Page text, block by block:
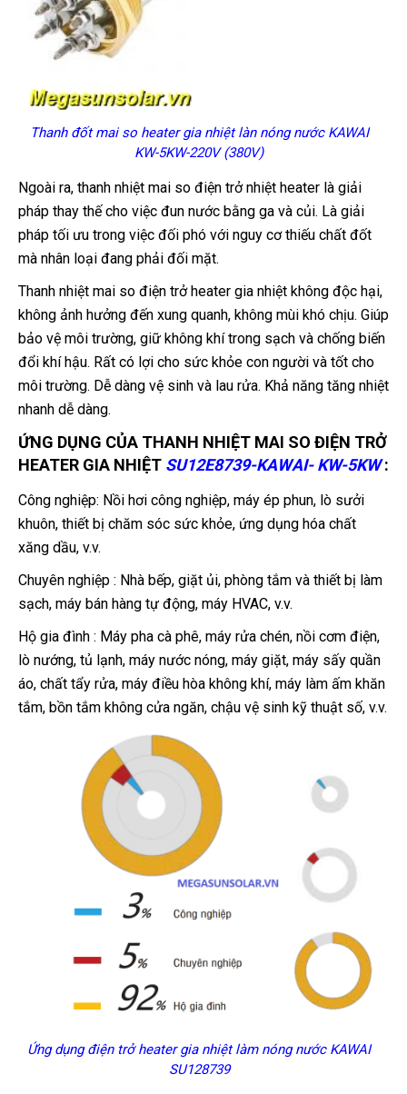
Thanh đốt mai so heater gia nhiệt làn nóng nước KAWAI
KW-5KW-220V (380V)
Ngoài ra, thanh nhiệt mai so điện trở nhiệt heater là giải
pháp thay thế cho việc đun nước bằng ga và củi. Là giải
pháp tối ưu trong việc đối phó với nguy cơ thiếu chất đốt
mà nhân loại đang phải đối mặt.
Thanh nhiệt mai so điện trở heater gia nhiệt không độc hại,
không ảnh hưởng đến xung quanh, không mùi khó chịu. Giúp
bảo vệ môi trường, giữ không khí trong sạch và chống biến
đổi khí hậu. Rất có lợi cho sức khỏe con người và tốt cho
môi trường. Dễ dàng vệ sinh và lau rửa. Khả năng tăng nhiệt
nhanh dễ dàng.
ỨNG DỤNG CỦA THANH NHIỆT MAI SO ĐIỆN TRỞ
HEATER GIA NHIỆT SU12E8739-KAWAI- KW-5KW:
Công nghiệp: Nồi hơi công nghiệp, máy ép phun, lò sưởi
khuôn, thiết bị chăm sóc sức khỏe, ứng dụng hóa chất
xăng dầu, v.v.
Chuyên nghiệp : Nhà bếp, giặt ủi, phòng tắm và thiết bị làm
sạch, máy bán hàng tự động, máy HVAC, v.v.
Hộ gia đình : Máy pha cà phê, máy rửa chén, nồi cơm điện,
lò nướng, tủ lạnh, máy nước nóng, máy giặt, máy sấy quần
áo, chất tẩy rửa, máy điều hòa không khí, máy làm ấm khăn
tắm, bồn tắm không cửa ngăn, chậu vệ sinh kỹ thuật số, v.v.
Ứng dụng điện trở heater gia nhiệt làm nóng nước KAWAI
SU128739